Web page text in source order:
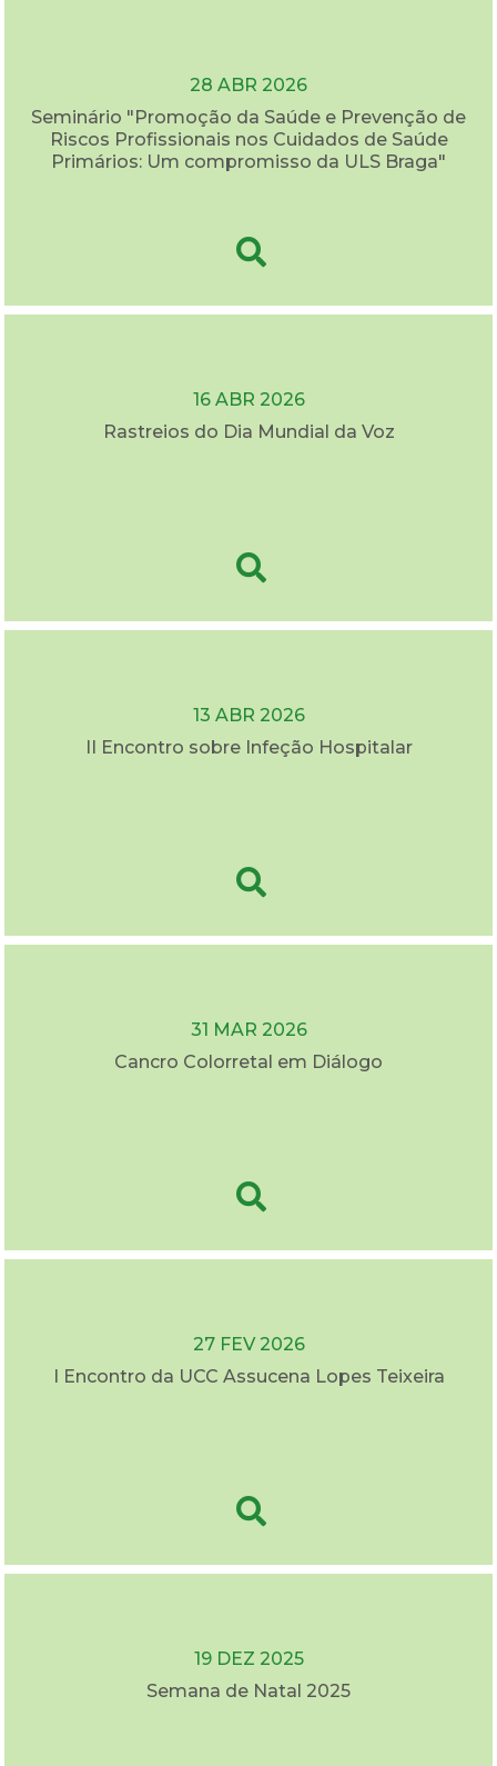
28 ABR 2026
Seminário "Promoção da Saúde e Prevenção de
Riscos Profissionais nos Cuidados de Saúde
Primários: Um compromisso da ULS Braga"
16 ABR 2026
Rastreios do Dia Mundial da Voz
13 ABR 2026
II Encontro sobre Infeção Hospitalar
31 MAR 2026
Cancro Colorretal em Diálogo
27 FEV 2026
I Encontro da UCC Assucena Lopes Teixeira
19 DEZ 2025
Semana de Natal 2025